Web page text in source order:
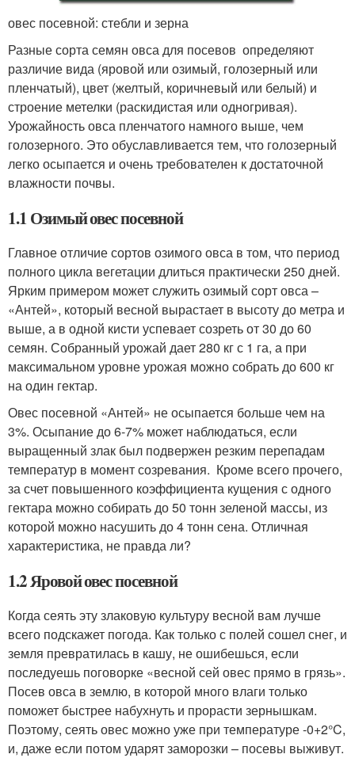
овес посевной: стебли и зерна
Разные сорта семян овса для посевов определяют
различие вида (яровой или озимый, голозерный или
пленчатый), цвет (желтый, коричневый или белый) и
строение метелки (раскидистая или одногривая).
Урожайность овса пленчатого намного выше, чем
голозерного. Это обуславливается тем, что голозерный
легко осыпается и очень требователен к достаточной
влажности почвы.
1.1 Озимый овес посевной
Главное отличие сортов озимого овса в том, что период
полного цикла вегетации длиться практически 250 дней.
Ярким примером может служить озимый сорт овса –
«Антей», который весной вырастает в высоту до метра и
выше, а в одной кисти успевает созреть от 30 до 60
семян. Собранный урожай дает 280 кг с 1 га, а при
максимальном уровне урожая можно собрать до 600 кг
на один гектар.
Овес посевной «Антей» не осыпается больше чем на
3%. Осыпание до 6-7% может наблюдаться, если
выращенный злак был подвержен резким перепадам
температур в момент созревания. Кроме всего прочего,
за счет повышенного коэффициента кущения с одного
гектара можно собирать до 50 тонн зеленой массы, из
которой можно насушить до 4 тонн сена. Отличная
характеристика, не правда ли?
1.2 Яровой овес посевной
Когда сеять эту злаковую культуру весной вам лучше
всего подскажет погода. Как только с полей сошел снег, и
земля превратилась в кашу, не ошибешься, если
последуешь поговорке «весной сей овес прямо в грязь».
Посев овса в землю, в которой много влаги только
поможет быстрее набухнуть и прорасти зернышкам.
Поэтому, сеять овес можно уже при температуре -0+2°C,
и, даже если потом ударят заморозки – посевы выживут.